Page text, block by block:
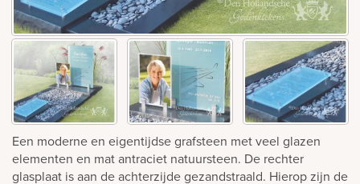
Bekijk
ook:
Een moderne en eigentijdse grafsteen met veel glazen
elementen en mat antraciet natuursteen. De rechter
glasplaat is aan de achterzijde gezandstraald. Hierop zijn de